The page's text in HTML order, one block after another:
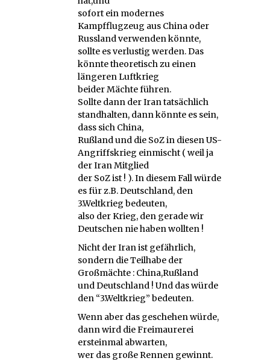
sofort ein modernes
Kampfflugzeug aus China oder
Russland verwenden könnte,
sollte es verlustig werden. Das
könnte theoretisch zu einen
längeren Luftkrieg
beider Mächte führen.
Sollte dann der Iran tatsächlich
standhalten, dann könnte es sein,
dass sich China,
Rußland und die SoZ in diesen US-
Angriffskrieg einmischt ( weil ja
der Iran Mitglied
der SoZ ist ! ). In diesem Fall würde
es für z.B. Deutschland, den
3.Weltkrieg bedeuten,
also der Krieg, den gerade wir
Deutschen nie haben wollten !
Nicht der Iran ist gefährlich,
sondern die Teilhabe der
Großmächte : China,Rußland
und Deutschland ! Und das würde
den “3.Weltkrieg” bedeuten.
Wenn aber das geschehen würde,
dann wird die Freimaurerei
ersteinmal abwarten,
wer das große Rennen gewinnt.